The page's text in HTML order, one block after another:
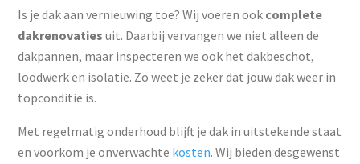
Is je dak aan vernieuwing toe? Wij voeren ook complete
dakrenovaties uit. Daarbij vervangen we niet alleen de
dakpannen, maar inspecteren we ook het dakbeschot,
loodwerk en isolatie. Zo weet je zeker dat jouw dak weer in
topconditie is.
Met regelmatig onderhoud blijft je dak in uitstekende staat
en voorkom je onverwachte kosten. Wij bieden desgewenst